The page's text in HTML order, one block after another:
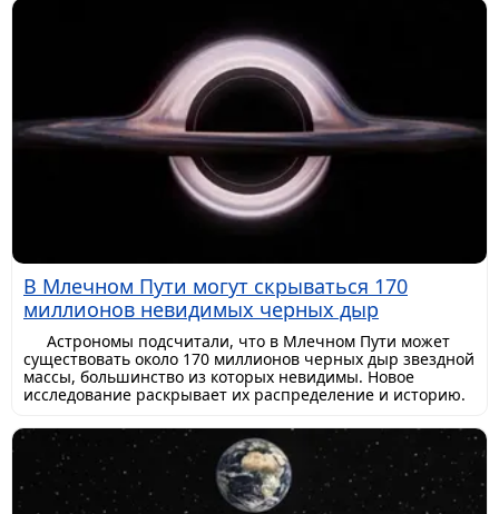
В Млечном Пути могут скрываться 170
миллионов невидимых черных дыр
Астрономы подсчитали, что в Млечном Пути может
существовать около 170 миллионов черных дыр звездной
массы, большинство из которых невидимы. Новое
исследование раскрывает их распределение и историю.